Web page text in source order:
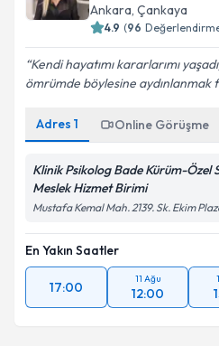
Ankara, Çankaya
4.9 (96
Kendi hayatımı kararlarımı
ömrümde böylesine aydınlanmak
Adres 1 Online Görüşme
Klinik Psikolog Bade Kürüm-Özel
Meslek Hizmet Birimi
Mustafa Kemal Mah. 2139. Sk. Ekim
En Yakın Saatler
17:00
11 Ağu
12:00